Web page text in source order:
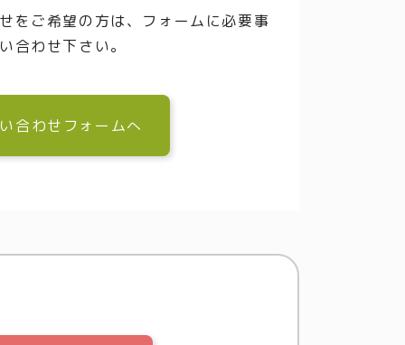
をご希望の方は、フォームに必要事
合わせ下さい。
合わせフォームへ